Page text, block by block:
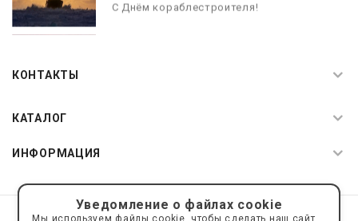
С Днём кораблестроителя!
КОНТАКТЫ
КАТАЛОГ
ИНФОРМАЦИЯ
© 2019—2026 Интернет пространство АкваРос sale@a-ros.ru
Уведомление о файлах cookie
Мы используем файлы cookie, чтобы сделать наш сайт